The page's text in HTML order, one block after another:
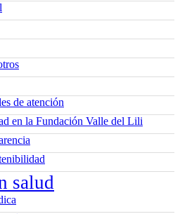
de atención
en la Fundación Valle del Lili
salud